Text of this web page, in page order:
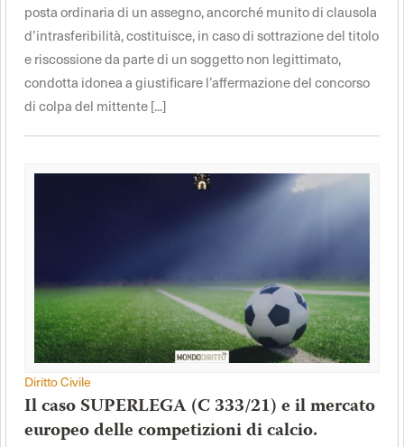
posta ordinaria di un assegno, ancorché munito di clausola
d’intrasferibilità, costituisce, in caso di sottrazione del titolo
e riscossione da parte di un soggetto non legittimato,
condotta idonea a giustificare l’affermazione del concorso
di colpa del mittente [...]
Diritto Civile
Il caso SUPERLEGA (C 333/21) e il mercato
europeo delle competizioni di calcio.